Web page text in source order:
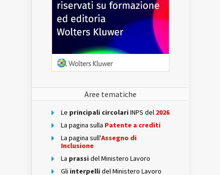
Aree tematiche
Le principali circolari INPS del 2026
La pagina sulla Patente a crediti
La pagina sull'Assegno di
Inclusione
La prassi del Ministero Lavoro
Gli interpelli del Ministero Lavoro